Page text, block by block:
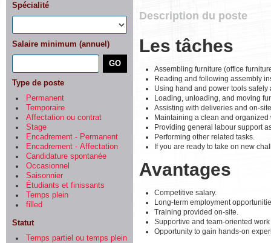
Spécialité
Salaire minimum (annuel)
Type de poste
Permanent
Temporaire
Affectation ou contrat
Stage
Encadrement - Permanent
Encadrement - Affectation
Candidature spontanée
Occasionnel
Saisonnier
Étudiants et finissants
Temps plein
filled
Statut
Temps partiel ou temps plein
Description du poste
Les tâches
Assembling furniture (office
Reading and following assembly
Using hand and power tools safely
Loading, unloading, and moving
Assisting with deliveries and on-
Maintaining a clean and organized
Providing general labour support
Performing other related tasks.
If you are ready to take on new
Avantages
Competitive salary.
Long-term employment
Training provided on-site.
Supportive and team-oriented
Opportunity to gain hands-on